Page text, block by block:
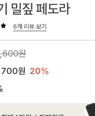
밀짚 페도라
6개 리뷰 보기
원
원 20%